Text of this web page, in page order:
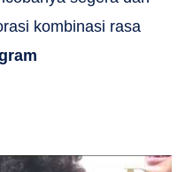
kombinasi rasa